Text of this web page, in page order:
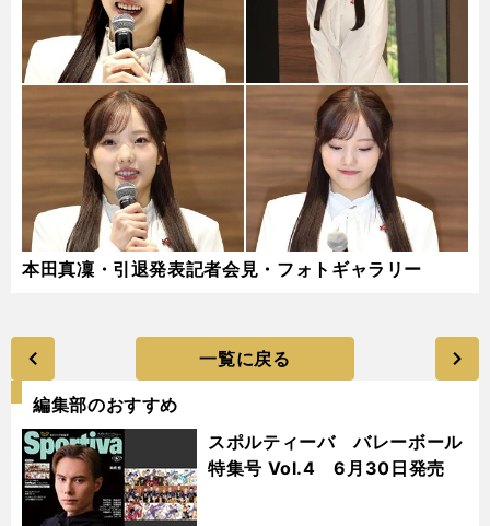
本田真凜・引退発表記者会見・フォトギャラリー
一覧に戻る
編集部のおすすめ
スポルティーバ バレーボール
特集号 Vol.4 6月30日発売